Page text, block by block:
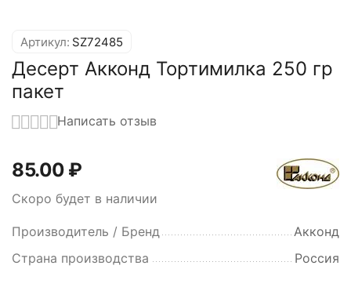
Артикул: SZ72485
Десерт Акконд Тортимилка 250 гр
пакет
Написать отзыв
85.00 ₽
Скоро будет в наличии
Производитель / Бренд
Акконд
Страна производства
Россия